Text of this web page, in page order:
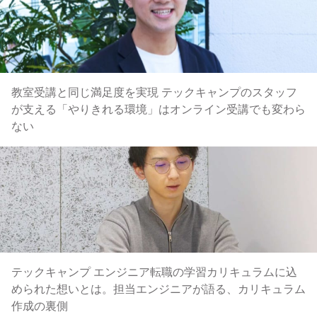
教室受講と同じ満足度を実現 テックキャンプのスタッフ
が支える「やりきれる環境」はオンライン受講でも変わら
ない
テックキャンプ エンジニア転職の学習カリキュラムに込
められた想いとは。担当エンジニアが語る、カリキュラム
作成の裏側